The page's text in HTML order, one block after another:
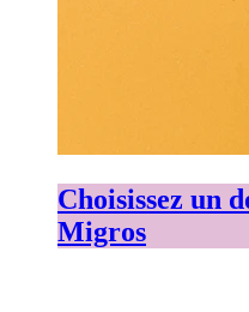
Choisissez un
Migros